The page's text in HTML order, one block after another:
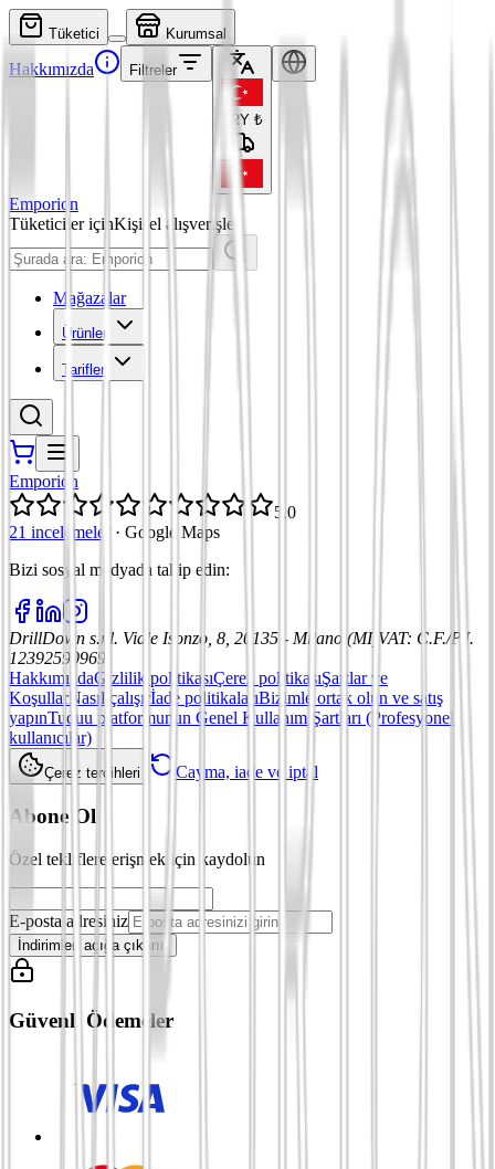
Tüketici Kurumsal
Hakkımızda Filtreler
TRY ₺
Emporion
Tüketiciler içinKişisel alışverişler
Mağazalar
Ürünler
Tarifler
Emporion
5,0
21 incelemeler
· Google Maps
Bizi sosyal medyada takip edin:
DrillDown s.r.l. Viale Isonzo, 8, 20135 - Milano (MI) VAT: C.F./P.I.
12392590969
HakkımızdaGizlilik politikasıÇerez politikasıŞartlar ve
KoşullarNasıl çalışırİade politikalarıBizimle ortak olun ve satış
yapınTuduu platformunun Genel Kullanım Şartları (Profesyonel
kullanıcılar)
Çerez tercihleri Cayma, iade ve iptal
Abone Ol
Özel tekliflere erişmek için kaydolun
E-posta adresiniz
İndirimleri açığa çıkarın
Güvenli Ödemeler